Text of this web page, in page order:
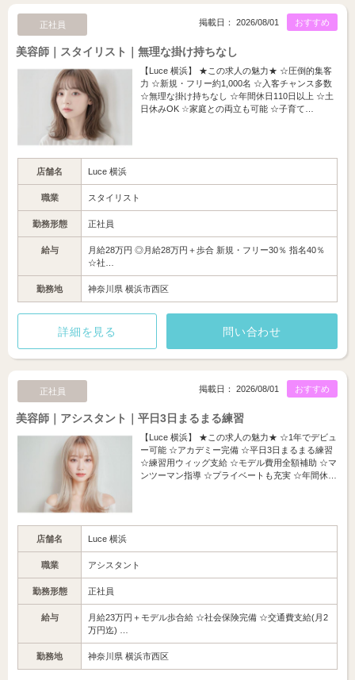
正社員 おすすめ
掲載日： 2026/08/01
美容師｜スタイリスト｜無理な掛け持ちなし
【Luce 横浜】 ★この求人の魅力★ ☆圧倒的集客
力 ☆新規・フリー約1,000名 ☆入客チャンス多数
☆無理な掛け持ちなし ☆年間休日110日以上 ☆土
日休みOK ☆家庭との両立も可能 ☆子育て…
店舗名 Luce 横浜
職業 スタイリスト
勤務形態 正社員
給与
月給28万円 ◎月給28万円＋歩合 新規・フリー30％ 指名40％
☆社…
勤務地 神奈川県 横浜市西区
詳細を見る 問い合わせ
正社員 おすすめ
掲載日： 2026/08/01
美容師｜アシスタント｜平日3日まるまる練習
【Luce 横浜】 ★この求人の魅力★ ☆1年でデビュ
ー可能 ☆アカデミー完備 ☆平日3日まるまる練習
☆練習用ウィッグ支給 ☆モデル費用全額補助 ☆マ
ンツーマン指導 ☆プライベートも充実 ☆年間休…
店舗名 Luce 横浜
職業 アシスタント
勤務形態 正社員
給与
月給23万円＋モデル歩合給 ☆社会保険完備 ☆交通費支給(月2
万円迄) …
勤務地 神奈川県 横浜市西区